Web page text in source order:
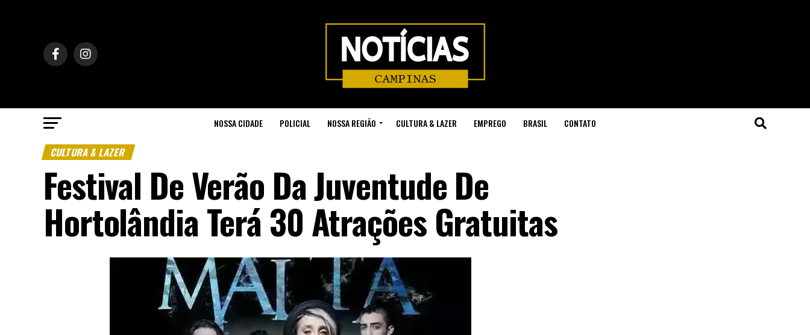
NOSSA CIDADE POLICIAL NOSSA REGIÃO CULTURA & LAZER EMPREGO BRASIL CONTATO
CULTURA & LAZER
Festival De Verão Da Juventude De
Hortolândia Terá 30 Atrações Gratuitas